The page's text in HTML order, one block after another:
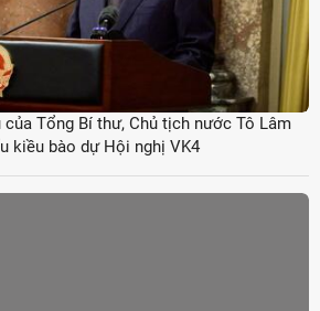
của Tổng Bí thư, Chủ tịch nước Tô Lâm
kiều bào dự Hội nghị VK4